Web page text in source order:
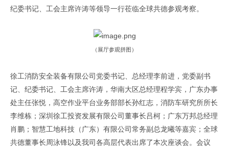
纪委书记、工会主席许涛等领导一行莅临全球共德参观考察。
（展厅参观拼图）
徐工消防安全装备有限公司党委书记、总经理李前进，党委副书
记、纪委书记、工会主席许涛，华南大区总经理程学宾，广东办事
处主任张悦，高空作业平台业务部部长孙红志，消防车研究所所长
李维栋；深圳徐工投资发展有限公司董事长吕柯；广东万邦总经理
肖鹏； 智慧工地科技（广东）有限公司常务副总龙曦等嘉宾；全球
共德董事长周泳锋以及我司各高层代表出席了本次座谈会。会议